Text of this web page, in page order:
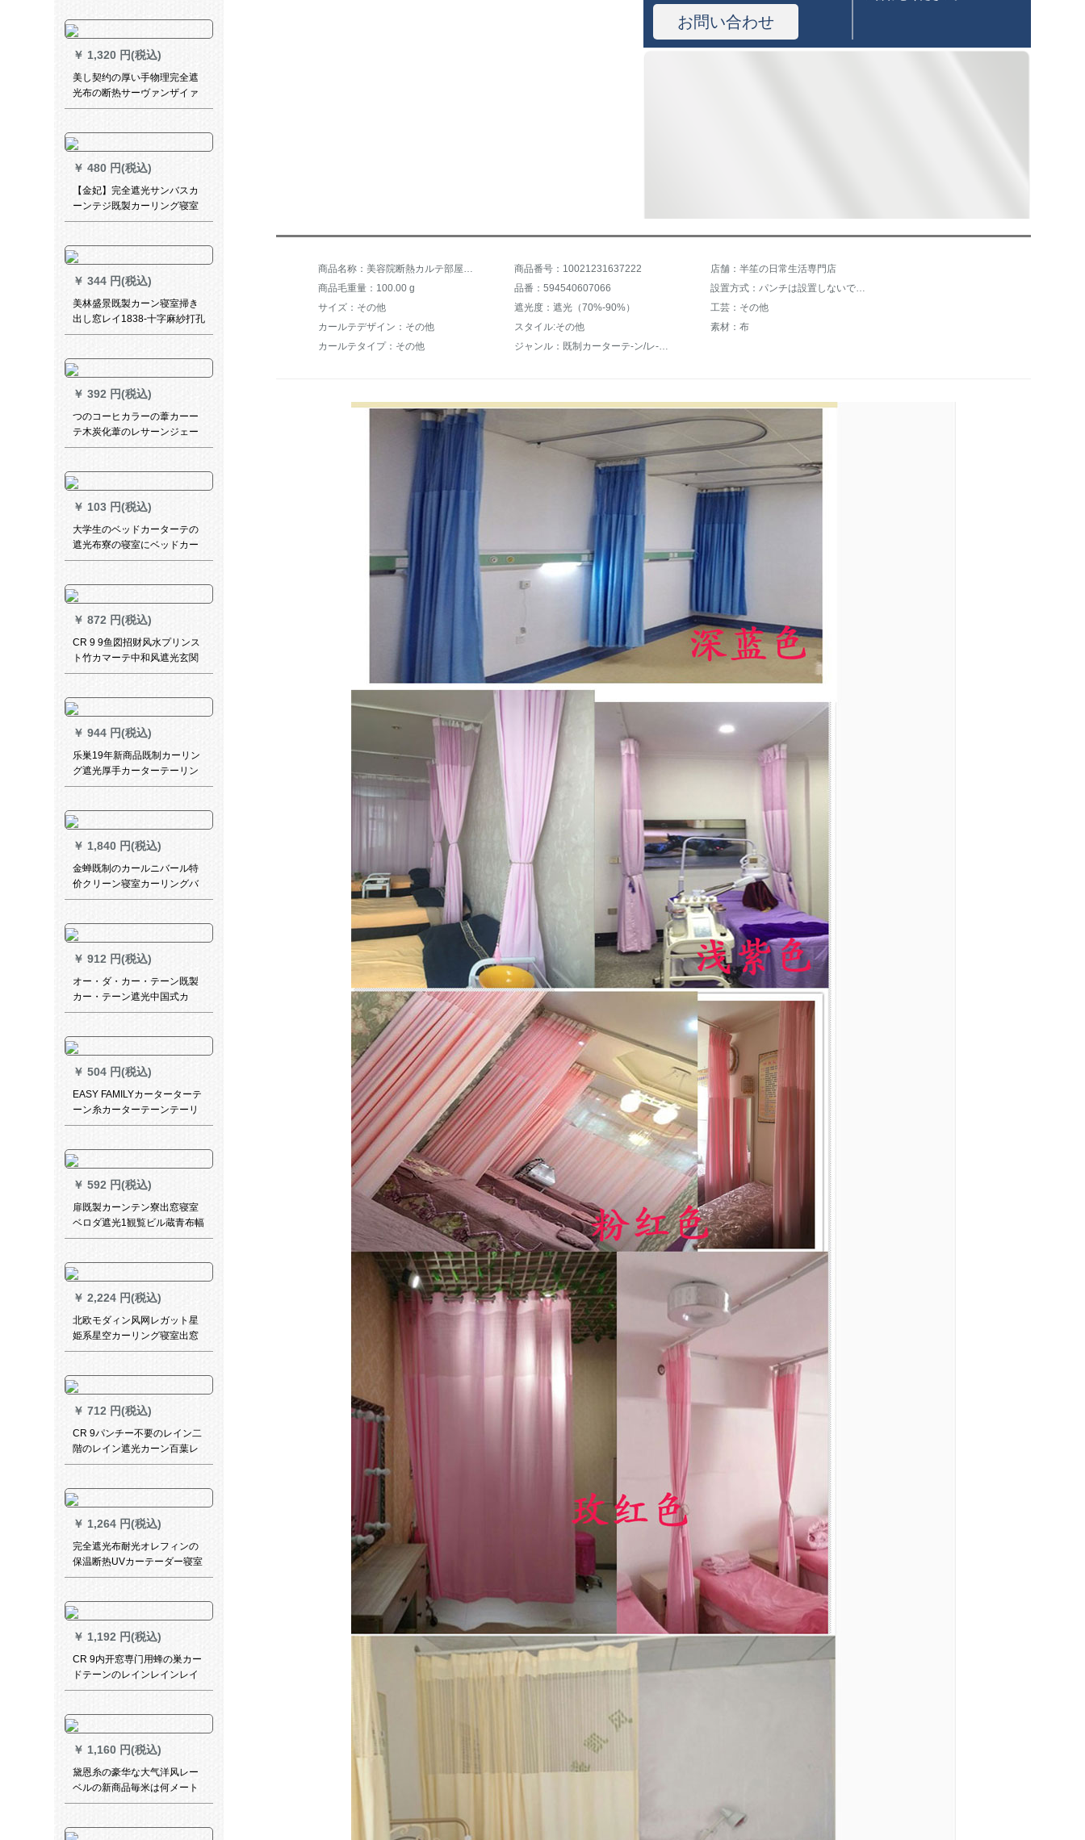
窓ガラス布-3116-扶苏绿1メト
ルトルトルダムディーン価格
￥ 1,320 円(税込)
美し契约の厚い手物理完全遮
光布の断热サーヴァンザイァ
ン断热した既制カーン遮光カ
工)3メトル幅x 2.7高一片
￥ 480 円(税込)
【金妃】完全遮光サンバスカ
ーンテジ既製カーリング寝室
掃き出し窓UVカート熱深さ
2.7【高可改】
￥ 344 円(税込)
美林盛景既製カーン寝室掃き
出し窓レイ1838-十字麻紗打孔
加工(ナノリング送り)/一メー
￥ 392 円(税込)
つのコーヒカラーの葦カーー
テ木炭化葦のレサーンジェー
ヌド断热模型竹カーターテー
の幅1.8メトル*高さ2メトルト
ル
￥ 103 円(税込)
大学生のベッドカーターテの
遮光布寮の寝室にベッドカー
ターテを敷いてからベッドの
団は男女兼用の姫系青い鉄道
です。ベドカーターテ面1.2メ
トルの高さです。
￥ 872 円(税込)
CR 9 9鱼図招财风水プリンス
ト竹カマーテ中和风遮光玄関
背景断热茶楼9鱼図-1 MK-ZL
￥ 944 円(税込)
乐巣19年新商品既制カーリン
グ遮光厚手カーターテーリン
グリングリングリングリング
ングリングリングリングリン
グリングリングリングリング
リングリングリングリングリ
ングリングリングリングリン
グリングリングリングリング
トルの幅価格（サイズオ·ダカ·
ンスタク）
￥ 1,840 円(税込)
金蝉既制のカールニバール特
价クリーン寝室カーリングバ
ック邮送遮光カーターテの専
2.47(ダブルパンチー)
￥ 912 円(税込)
オー・ダ・カー・テーン既製
カー・テーン遮光中国式カ
ー・テール・テップ・ディス
窓レ・スカーンテージリンク
カーンフックフックフックフ
ックカーン打穴オプションド
ア取付け12既製カーテ・テー
リング幅3.0 m*高さ2.7 m打穴
￥ 504 円(税込)
EASY FAMILYカーターターテ
ーン糸カーターテーンテーリ
ングテンベルンダー白纱断热
透人纱白沙寝室白レ-スカース
トストストテ-ジ
￥ 592 円(税込)
扉既製カーンテン寮出窓寝室
ベロダ遮光1観覧ビル蔵青布幅
2.0*2.0ホークを取ります。
￥ 2,224 円(税込)
北欧モダィン风网レガット星
姫系星空カーリング寝室出窓
遮光オーダカードテーンA 1-
接続【改短】
￥ 712 円(税込)
CR 9パンチー不要のレイン二
階のレイン遮光カーン百葉レ
イボンバーキー防水深灰黒紋
￥ 1,264 円(税込)
完全遮光布耐光オレフィンの
保温断热UVカーテーダー寝室
出窓サンバイザック布布オー
さと厚手完全遮光(大布には四
叉のフォークが付いています)
￥ 1,192 円(税込)
CR 9内开窓専门用蜂の巣カー
ドテーンのレインレインレイ
ン遮光キーレス寝室リビオン
216
￥ 1,160 円(税込)
黛恩糸の豪华な大气洋风レー
ベルの新商品毎米は何メート
ですか？
お問い合わせ
商品番号：10021231637222
店舗：半笙の日常生活専門店
商品毛重量：100.00 g
品番：594540607066
サイズ：その他
遮光度：遮光（70%-90%）
工芸：その他
カールテデザイン：その他
スタイル:その他
素材：布
カールテタイプ：その他